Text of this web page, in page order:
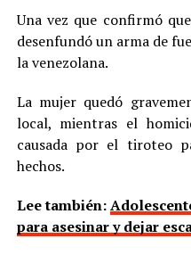
Una vez que confirmó
desenfundó un arma de
la venezolana.
La mujer quedó
local, mientras el
causada por el tiroteo
hechos.
Lee también:
para asesinar y dejar